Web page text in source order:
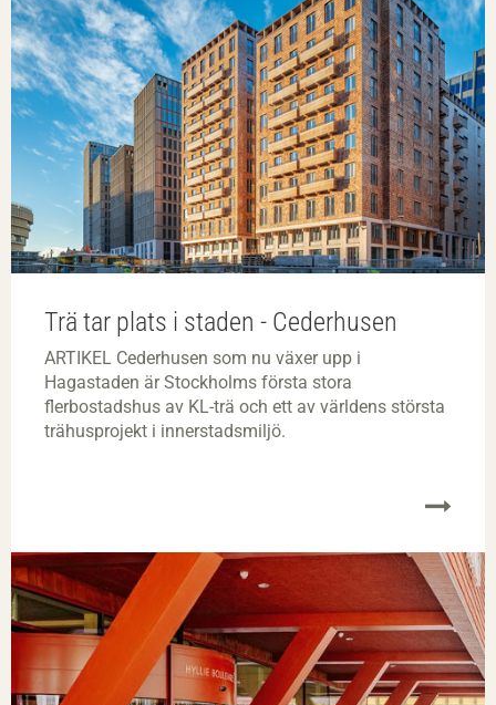
Trä tar plats i staden - Cederhusen
ARTIKEL Cederhusen som nu växer upp i
Hagastaden är Stockholms första stora
flerbostadshus av KL-trä och ett av världens största
trähusprojekt i innerstadsmiljö.